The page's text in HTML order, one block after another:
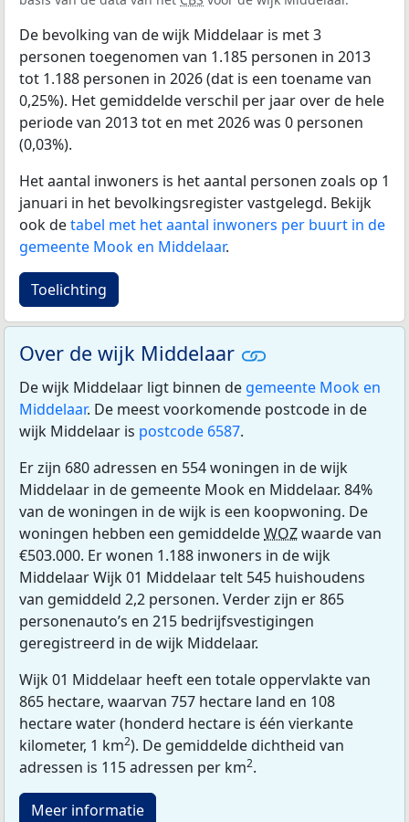
De bevolking van de wijk Middelaar is met 3
personen toegenomen van 1.185 personen in 2013
tot 1.188 personen in 2026 (dat is een toename van
0,25%). Het gemiddelde verschil per jaar over de hele
periode van 2013 tot en met 2026 was 0 personen
(0,03%).
Het aantal inwoners is het aantal personen zoals op 1
januari in het bevolkingsregister vastgelegd. Bekijk
ook detabel met het aantal inwoners per buurt in de
gemeente Mook en Middelaar.
Toelichting
Over de wijk Middelaar
De wijk Middelaar ligt binnen de gemeente Mook en
Middelaar. De meest voorkomende postcode in de
wijk Middelaar is postcode 6587.
Er zijn 680 adressen en 554 woningen in de wijk
Middelaar in de gemeente Mook en Middelaar. 84%
van de woningen in de wijk is een koopwoning. De
woningen hebben een gemiddeldeWOZwaarde van
€503.000. Er wonen 1.188 inwoners in de wijk
Middelaar Wijk 01 Middelaar telt 545 huishoudens
van gemiddeld 2,2 personen. Verder zijn er 865
personenauto’s en 215 bedrijfsvestigingen
geregistreerd in de wijk Middelaar.
Wijk 01 Middelaar heeft een totale oppervlakte van
865 hectare, waarvan 757 hectare land en 108
hectare water (honderd hectare is één vierkante
kilometer, 1 km2). De gemiddelde dichtheid van
adressen is 115 adressen per km2.
Meer informatie